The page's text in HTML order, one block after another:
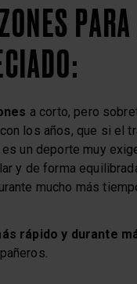
a corto, pero
los años, que si el
un deporte muy
y de forma
mucho más
rápido y durante